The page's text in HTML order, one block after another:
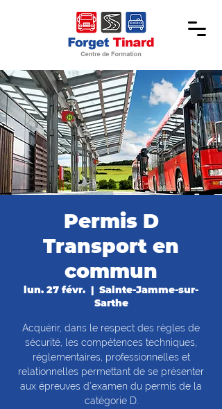
Permis D
Transport en
commun
lun. 27 févr.
  |
Sainte-Jamme-sur-
Sarthe
Acquérir, dans le respect des règles de
sécurité, les compétences techniques,
réglementaires, professionnelles et
relationnelles permettant de se présenter
aux épreuves d’examen du permis de la
catégorie D.